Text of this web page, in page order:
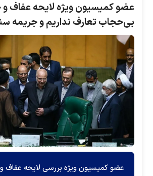
عضو کمیسیون ویژه لایحه عفاف و
بی‌حجاب تعارف نداریم و جریمه
عضو کمیسیون ویژه بررسی لایحه عفاف